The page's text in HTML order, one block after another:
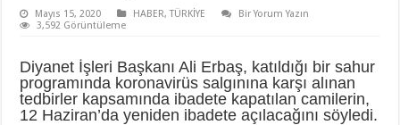
Mayıs 15, 2020 HABER,TÜRKİYE
Bir Yorum Yazın
3,592 Görüntüleme
Diyanet İşleri Başkanı Ali Erbaş, katıldığı bir sahur
programında koronavirüs salgınına karşı alınan
tedbirler kapsamında ibadete kapatılan camilerin,
12 Haziran’da yeniden ibadete açılacağını söyledi.